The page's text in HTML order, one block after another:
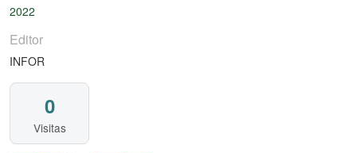
2022
Editor
INFOR
0
Visitas